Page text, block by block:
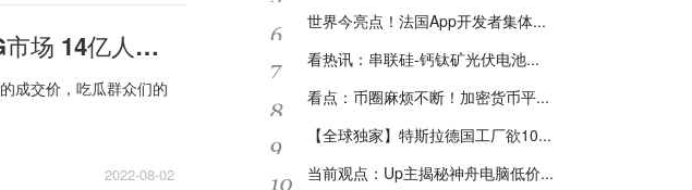
当前头条：亚洲最有钱的两个男人齐聚5G市场 14亿人口蓝海市场即将开闸
成交价，吃瓜群众们的
2022-08-02
世界今亮点！法国App开发者集体...
看热讯：串联硅-钙钛矿光伏电池...
看点：币圈麻烦不断！加密货币平...
【全球独家】特斯拉德国工厂欲10...
当前观点：Up主揭秘神舟电脑低价...